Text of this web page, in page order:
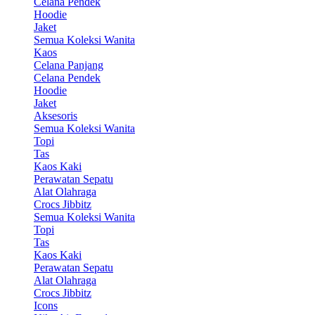
Hoodie
Jaket
Semua Koleksi Wanita
Kaos
Celana Panjang
Celana Pendek
Hoodie
Jaket
Aksesoris
Semua Koleksi Wanita
Topi
Tas
Kaos Kaki
Perawatan Sepatu
Alat Olahraga
Crocs Jibbitz
Semua Koleksi Wanita
Topi
Tas
Kaos Kaki
Perawatan Sepatu
Alat Olahraga
Crocs Jibbitz
Icons